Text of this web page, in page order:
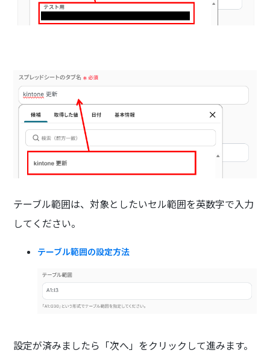
テーブル範囲は、対象としたいセル範囲を英数字で入力
してください。
テーブル範囲の設定方法
設定が済みましたら「次へ」をクリックして進みます。